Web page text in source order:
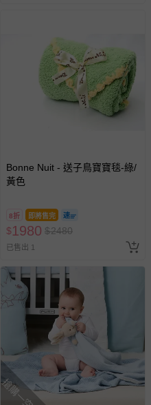
Bonne Nuit - 送子鳥寶寶毯-綠/
黃色
8折 即將售完
$1980 $2480
已售出 1
搶購一空